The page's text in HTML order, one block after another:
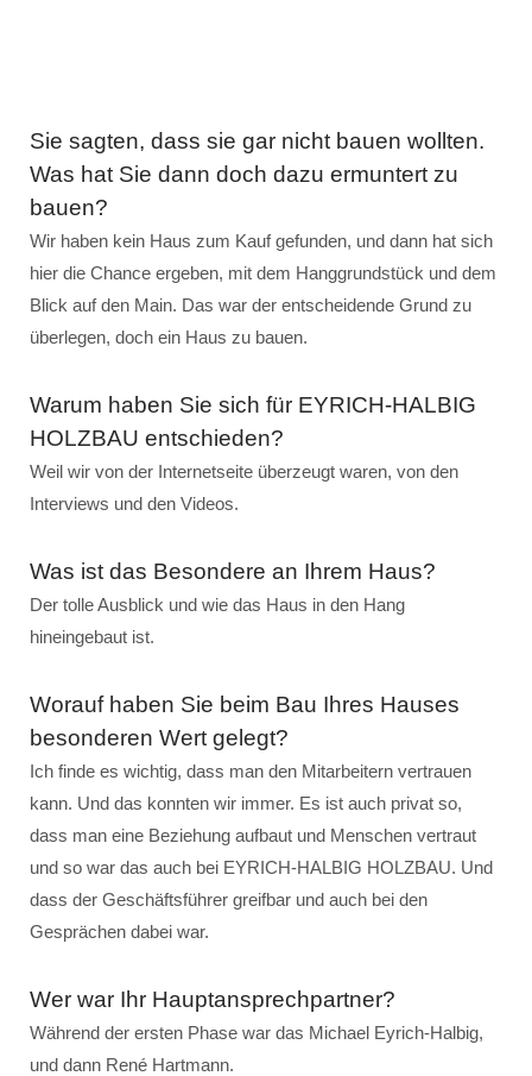
Sie sagten, dass sie gar nicht bauen wollten.
Was hat Sie dann doch dazu ermuntert zu
bauen?
Wir haben kein Haus zum Kauf gefunden, und dann hat sich
hier die Chance ergeben, mit dem Hanggrundstück und dem
Blick auf den Main. Das war der entscheidende Grund zu
überlegen, doch ein Haus zu bauen.
Warum haben Sie sich für EYRICH-HALBIG
HOLZBAU entschieden?
Weil wir von der Internetseite überzeugt waren, von den
Interviews und den Videos.
Was ist das Besondere an Ihrem Haus?
Der tolle Ausblick und wie das Haus in den Hang
hineingebaut ist.
Worauf haben Sie beim Bau Ihres Hauses
besonderen Wert gelegt?
Ich finde es wichtig, dass man den Mitarbeitern vertrauen
kann. Und das konnten wir immer. Es ist auch privat so,
dass man eine Beziehung aufbaut und Menschen vertraut
und so war das auch bei EYRICH-HALBIG HOLZBAU. Und
dass der Geschäftsführer greifbar und auch bei den
Gesprächen dabei war.
Wer war Ihr Hauptansprechpartner?
Während der ersten Phase war das Michael Eyrich-Halbig,
und dann René Hartmann.